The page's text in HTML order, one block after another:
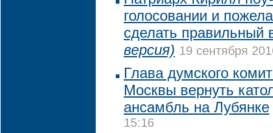
голосовании и
сделать
версия) 19 сентября
Глава думского
Москвы вернуть
ансамбль на Лубянке
15:16